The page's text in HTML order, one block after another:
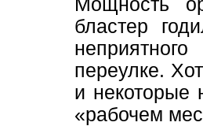
бластер
переулке.
и
«рабочем